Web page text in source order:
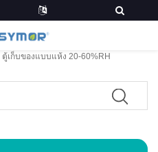
ตู้เก็บของแบบแห้ง 20-60%RH